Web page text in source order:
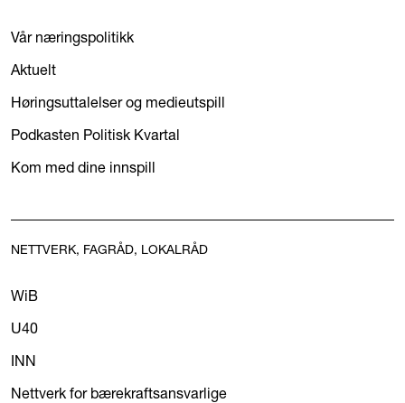
Vår næringspolitikk
Aktuelt
Høringsuttalelser og medieutspill
Podkasten Politisk Kvartal
Kom med dine innspill
NETTVERK, FAGRÅD, LOKALRÅD
WiB
U40
INN
Nettverk for bærekraftsansvarlige